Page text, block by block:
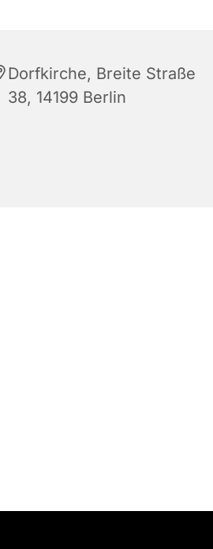
Dorfkirche, Breite Straße
38, 14199 Berlin